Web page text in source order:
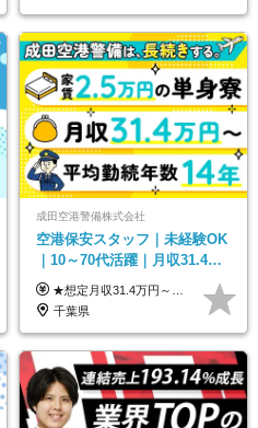
成田空港警備株式会社
空港保安スタッフ｜未経験OK
｜10～70代活躍｜月収31.4万
&賞与年2回｜家族・住宅手当
｜光熱費0円の単身寮
★想定月収31.4万円～＋賞与年2回（59万円以上） ★入社お祝い金15万円支給 ★水道+光熱費無料の家賃がリーズナブルな社員寮(単身寮)あり！ 月給24万5000円以上(基本給21万1000円＋業務別手当35,000円)＋賞与年2回（賞与支給額：59万円以上を想定）＋残業代全額 ※みなし残業なし！残業代は全額支給します。 ※資格手当・深夜手当など、様々な手当をご用意しています。 ※入社お祝い金は１か月経過後、3ヶ月経過後、6ヶ月経過後に各5万円ずつ給与に加算して支給いたします。 ※指定の検定資格をお持ちの方には別途手当を支給します。入社後に取得した場合は給与に加算し支給します。 ・施設警備 1級7,000円 2級4,000円 ・交通誘導 1級7,000円 2級4,000円 ・雑踏警備 1級7,000円 2級4,000円 など
千葉県